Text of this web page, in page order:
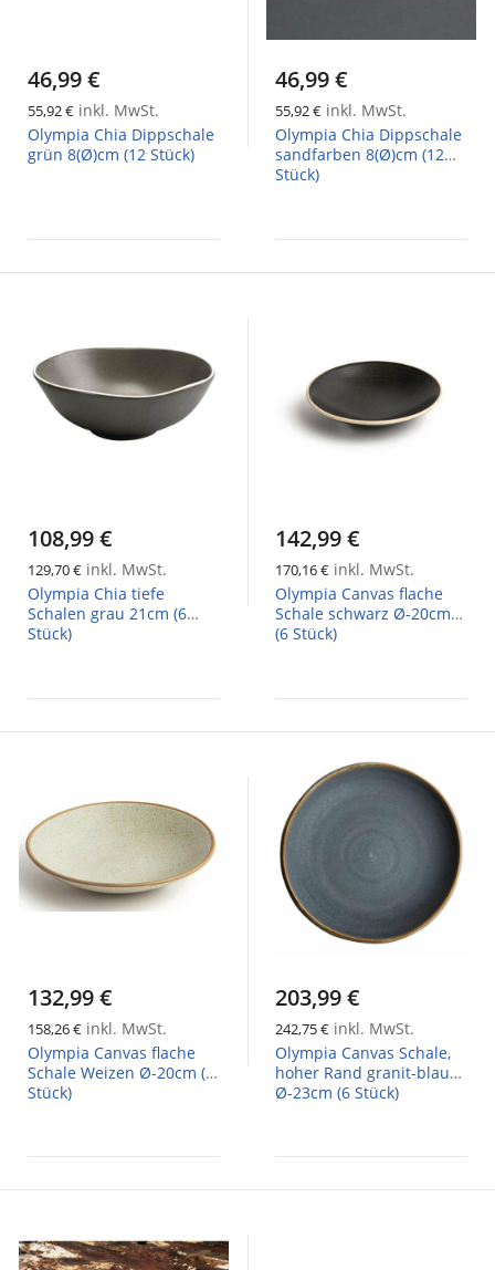
46,99 €
55,92 € inkl. MwSt.
Olympia Chia Dippschale
grün 8(Ø)cm (12 Stück)
46,99 €
55,92 € inkl. MwSt.
Olympia Chia Dippschale
sandfarben 8(Ø)cm (12
Stück)
108,99 €
129,70 € inkl. MwSt.
Olympia Chia tiefe
Schalen grau 21cm (6
Stück)
142,99 €
170,16 € inkl. MwSt.
Olympia Canvas flache
Schale schwarz Ø-20cm
(6 Stück)
132,99 €
158,26 € inkl. MwSt.
Olympia Canvas flache
Schale Weizen Ø-20cm (6
Stück)
203,99 €
242,75 € inkl. MwSt.
Olympia Canvas Schale,
hoher Rand granit-blau
Ø-23cm (6 Stück)